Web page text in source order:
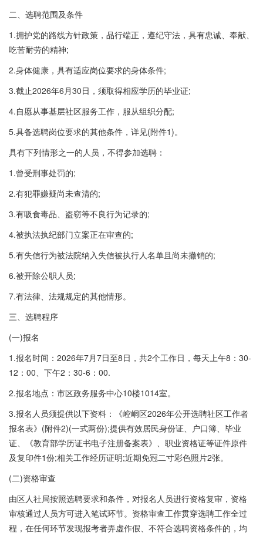
二、选聘范围及条件
1.拥护党的路线方针政策，品行端正，遵纪守法，具有忠诚、奉献、
吃苦耐劳的精神;
2.身体健康，具有适应岗位要求的身体条件;
3.截止2026年6月30日，须取得相应学历的毕业证;
4.自愿从事基层社区服务工作，服从组织分配;
5.具备选聘岗位要求的其他条件，详见(附件1)。
具有下列情形之一的人员，不得参加选聘：
1.曾受刑事处罚的;
2.有犯罪嫌疑尚未查清的;
3.有吸食毒品、盗窃等不良行为记录的;
4.被执法执纪部门立案正在审查的;
5.有失信行为被法院纳入失信被执行人名单且尚未撤销的;
6.被开除公职人员;
7.有法律、法规规定的其他情形。
三、选聘程序
(一)报名
1.报名时间：2026年7月7日至8日，共2个工作日，每天上午8：30-
12：00、下午2：30-6：00.
2.报名地点：市区政务服务中心10楼1014室。
3.报名人员须提供以下资料：《崆峒区2026年公开选聘社区工作者
报名表》(附件2)(一式两份);提供有效居民身份证、户口簿、毕业
证、《教育部学历证书电子注册备案表》、职业资格证等证件原件
及复印件1份;相关工作经历证明;近期免冠二寸彩色照片2张。
(二)资格审查
由区人社局按照选聘要求和条件，对报名人员进行资格复审，资格
审核通过人员方可进入笔试环节。资格审查工作贯穿选聘工作全过
程，在任何环节发现报考者弄虚作假、不符合选聘资格条件的，均